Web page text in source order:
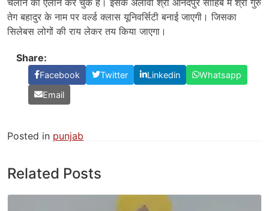
तेग बहादुर के नाम पर वर्ल्ड क्लास यूनिवर्सिटी बनाई जाएगी। जिसका
सिलेबस लोगों की राय लेकर तय किया जाएगा।
Share:
Facebook Twitter Linkedin
Whatsapp
Email
Posted in punjab
Related Posts